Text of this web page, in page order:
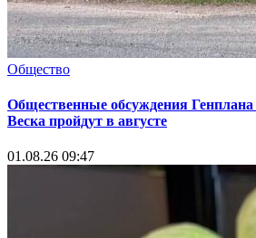
Общество
Общественные обсуждения
Веска пройдут в августе
01.08.26 09:47